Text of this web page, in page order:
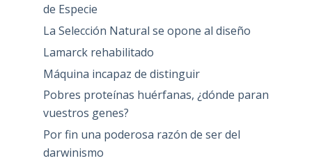
de Especie
La Selección Natural se opone al diseño
Lamarck rehabilitado
Máquina incapaz de distinguir
Pobres proteínas huérfanas, ¿dónde paran
vuestros genes?
Por fin una poderosa razón de ser del
darwinismo